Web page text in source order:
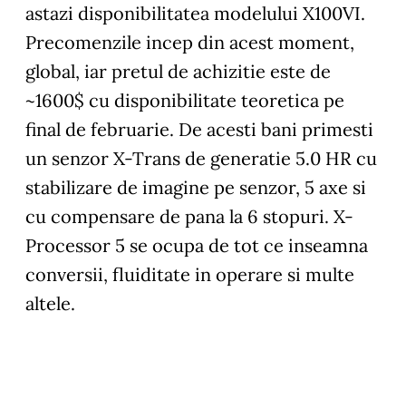
astazi disponibilitatea modelului X100VI.
Precomenzile incep din acest moment,
global, iar pretul de achizitie este de
~1600$ cu disponibilitate teoretica pe
final de februarie. De acesti bani primesti
un senzor X-Trans de generatie 5.0 HR cu
stabilizare de imagine pe senzor, 5 axe si
cu compensare de pana la 6 stopuri. X-
Processor 5 se ocupa de tot ce inseamna
conversii, fluiditate in operare si multe
altele.